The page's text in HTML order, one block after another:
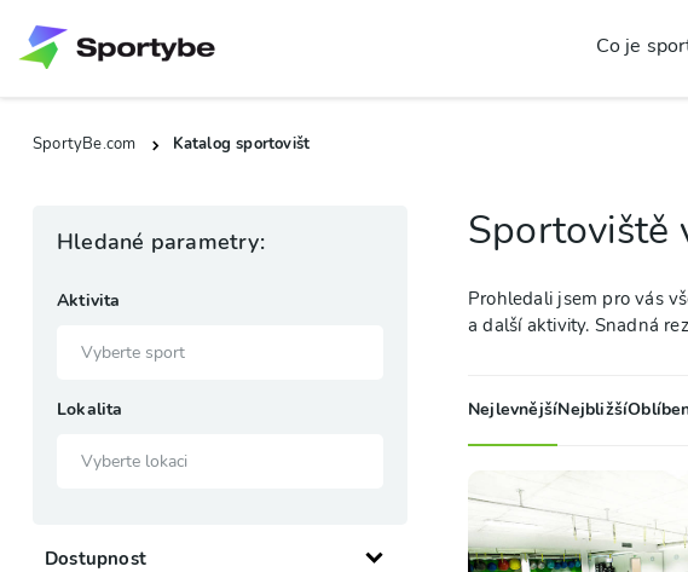
Co je
SportyBe.com Katalog sportovišt
Hledané parametry:
Aktivita
Lokalita
Dostupnost
Sportoviště
Prohledali jsem pro vás
a další aktivity. Snadná
NejlevnějšíNejbližší